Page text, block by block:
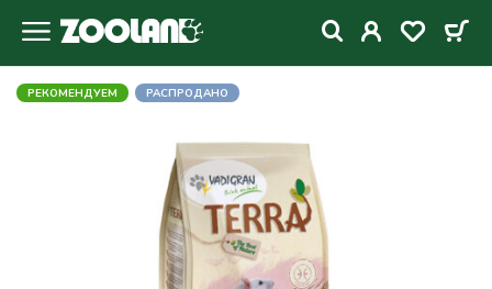
РЕКОМЕНДУЕМ РАСПРОДАНО